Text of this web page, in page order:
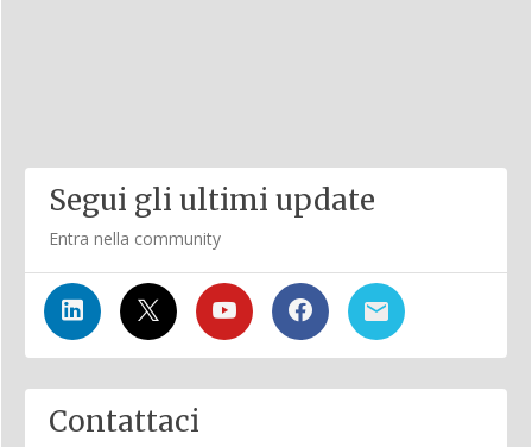
Segui gli ultimi update
Entra nella community
Contattaci